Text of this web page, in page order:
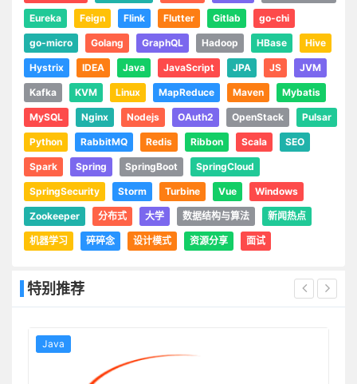
Eureka Feign Flink Flutter Gitlab go-chi
go-micro Golang GraphQL Hadoop HBase Hive
Hystrix IDEA Java JavaScript JPA JS JVM
Kafka KVM Linux MapReduce Maven Mybatis
MySQL Nginx Nodejs OAuth2 OpenStack Pulsar
Python RabbitMQ Redis Ribbon Scala SEO
Spark Spring SpringBoot SpringCloud
SpringSecurity Storm Turbine Vue Windows
Zookeeper 分布式 大学 数据结构与算法 新闻热点
机器学习 碎碎念 设计模式 资源分享 面试
特别推荐
Java